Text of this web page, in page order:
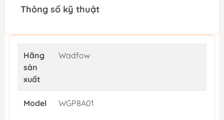
Thông số kỹ thuật
Hãng
sản
xuất
Wadfow
Model WGP8A01